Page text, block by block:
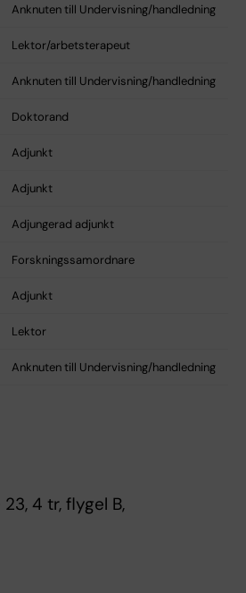
Anknuten till Undervisning/handledning
Lektor/arbetsterapeut
Anknuten till Undervisning/handledning
Doktorand
Adjunkt
Adjunkt
Adjungerad adjunkt
Forskningssamordnare
Adjunkt
Lektor
Anknuten till Undervisning/handledning
4 tr, flygel B,